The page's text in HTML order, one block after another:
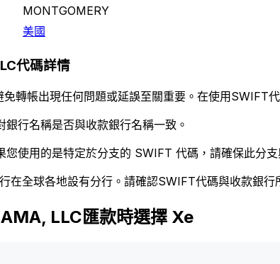
MONTGOMERY
美國
代碼詳情
轉帳出現任何問題或延誤至關重要。在使用SWIFT
銀行名稱是否與收款銀行名稱一致。
您使用的是特定於分支的 SWIFT 代碼，請確保此分支
在全球各地設有分行。請確認SWIFT代碼與收款銀行
LLC匯款時選擇 Xe